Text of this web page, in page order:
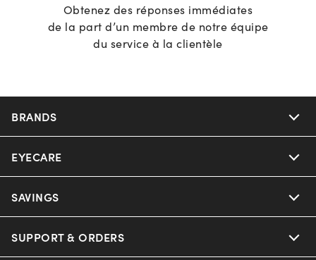
Obtenez des réponses immédiates
de la part d’un membre de notre équipe
du service à la clientèle
BRANDS
EYECARE
SAVINGS
SUPPORT & ORDERS